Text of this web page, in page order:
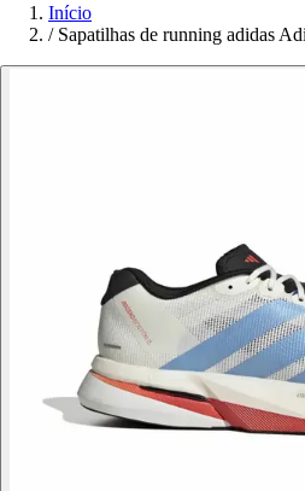
Início
/ Sapatilhas de running adidas